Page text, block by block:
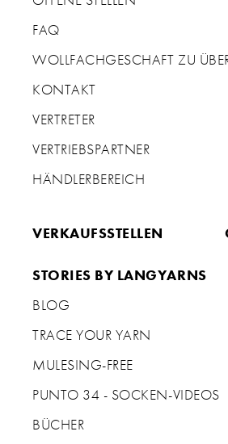
FAQ
WOLLFACHGESCHAFT ZU
KONTAKT
VERTRETER
VERTRIEBSPARTNER
HÄNDLERBEREICH
VERKAUFSSTELLEN
STORIES BY LANGYARNS
BLOG
TRACE YOUR YARN
MULESING-FREE
PUNTO 34 - SOCKEN-VIDEOS
BÜCHER